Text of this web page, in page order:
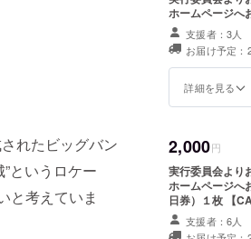
れたビッグバン
というロケー
と考えていま
ホームページへ
支援者：3人
お届け予定：
詳細を見る
2,000円
実行委員会より
ホームページへ
日券）１枚 【
本サービス致し
支援者：6人